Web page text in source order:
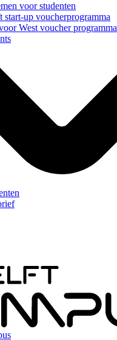
voor studenten
up voucherprogramma
West voucher programma